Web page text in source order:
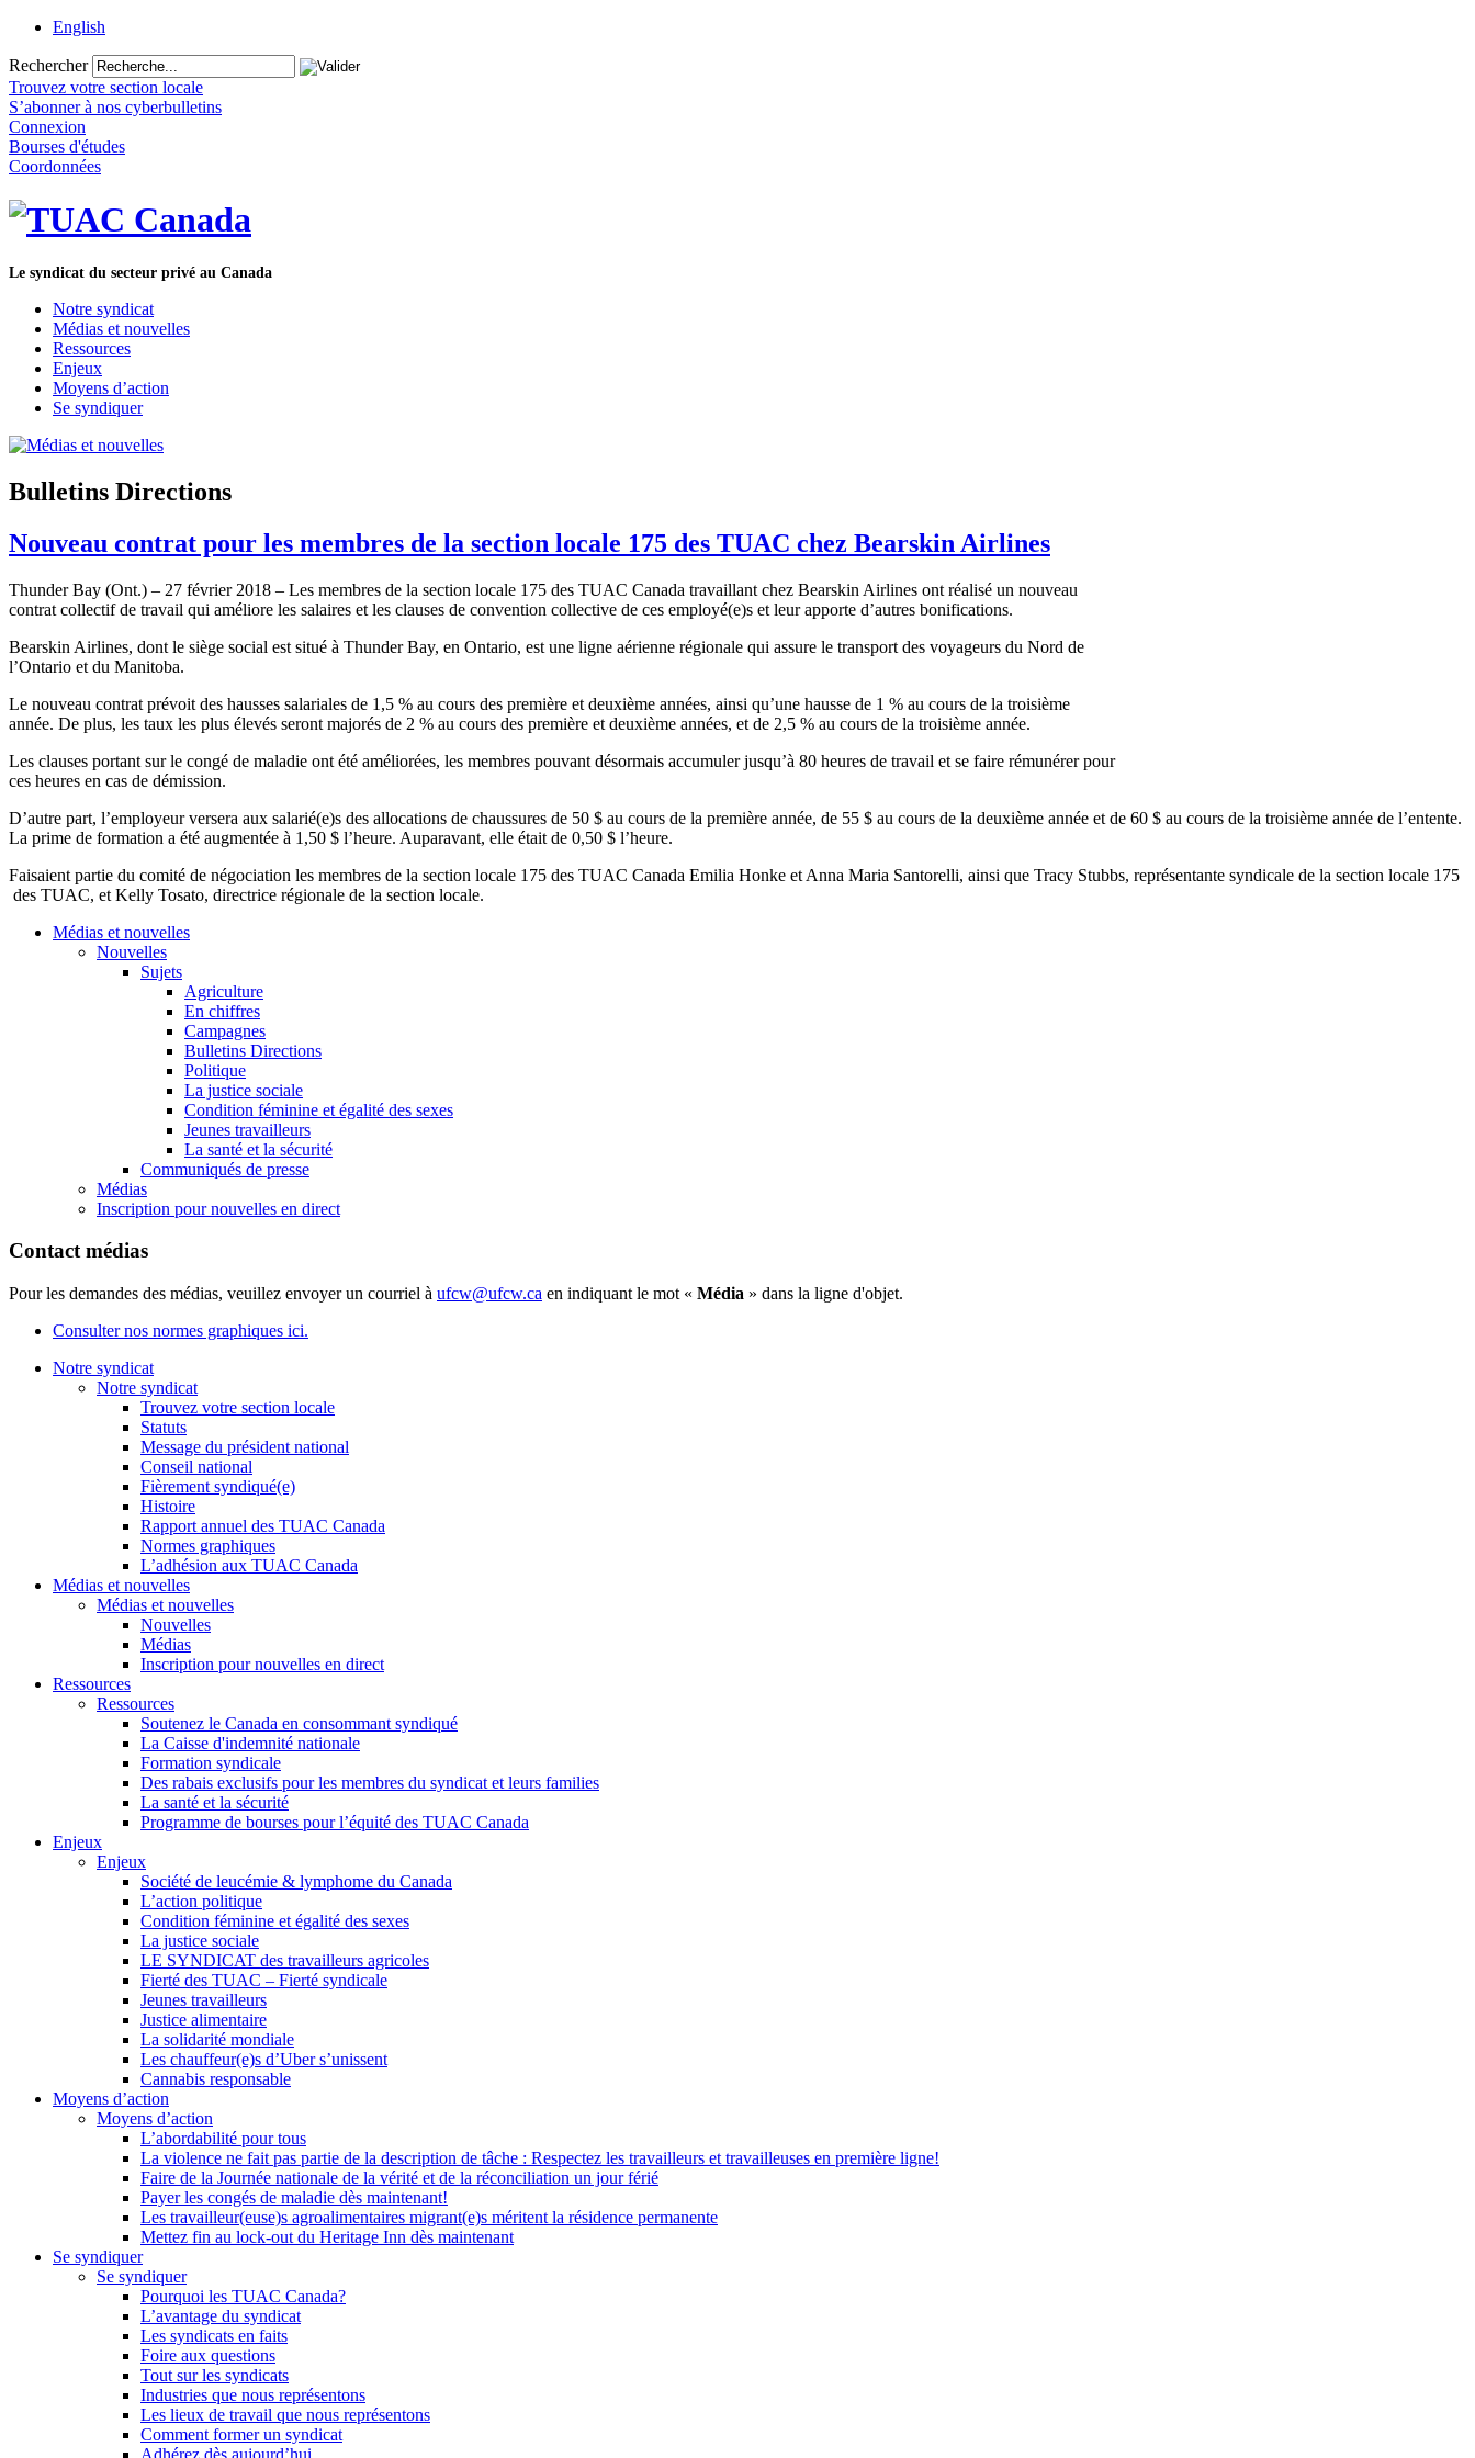
English
Rechercher
Trouvez votre section locale
S’abonner à nos cyberbulletins
Connexion
Bourses d'études
Coordonnées
Le syndicat du secteur privé au Canada
Notre syndicat
Médias et nouvelles
Ressources
Enjeux
Moyens d’action
Se syndiquer
Bulletins Directions
Nouveau contrat pour les membres de la section locale 175 des TUAC chez Bearskin Airlines
Thunder Bay (Ont.) – 27 février 2018 – Les membres de la section locale 175 des TUAC Canada travaillant chez Bearskin Airlines ont réalisé un nouveau
contrat collectif de travail qui améliore les salaires et les clauses de convention collective de ces employé(e)s et leur apporte d’autres bonifications.
Bearskin Airlines, dont le siège social est situé à Thunder Bay, en Ontario, est une ligne aérienne régionale qui assure le transport des voyageurs du Nord de
l’Ontario et du Manitoba.
Le nouveau contrat prévoit des hausses salariales de 1,5 % au cours des première et deuxième années, ainsi qu’une hausse de 1 % au cours de la troisième
année. De plus, les taux les plus élevés seront majorés de 2 % au cours des première et deuxième années, et de 2,5 % au cours de la troisième année.
Les clauses portant sur le congé de maladie ont été améliorées, les membres pouvant désormais accumuler jusqu’à 80 heures de travail et se faire rémunérer pour
ces heures en cas de démission.
D’autre part, l’employeur versera aux salarié(e)s des allocations de chaussures de 50 $ au cours de la première année, de 55 $ au cours de la deuxième année et de 60 $ au cours de la troisième année de l’entente.
La prime de formation a été augmentée à 1,50 $ l’heure. Auparavant, elle était de 0,50 $ l’heure.
Faisaient partie du comité de négociation les membres de la section locale 175 des TUAC Canada Emilia Honke et Anna Maria Santorelli, ainsi que Tracy Stubbs, représentante syndicale de la section locale 175
des TUAC, et Kelly Tosato, directrice régionale de la section locale.
Médias et nouvelles
Nouvelles
Sujets
Agriculture
En chiffres
Campagnes
Bulletins Directions
Politique
La justice sociale
Condition féminine et égalité des sexes
Jeunes travailleurs
La santé et la sécurité
Communiqués de presse
Médias
Inscription pour nouvelles en direct
Contact médias
Pour les demandes des médias, veuillez envoyer un courriel à ufcw@ufcw.ca en indiquant le mot « Média » dans la ligne d'objet.
Consulter nos normes graphiques ici.
Notre syndicat
Notre syndicat
Trouvez votre section locale
Statuts
Message du président national
Conseil national
Fièrement syndiqué(e)
Histoire
Rapport annuel des TUAC Canada
Normes graphiques
L’adhésion aux TUAC Canada
Médias et nouvelles
Médias et nouvelles
Nouvelles
Médias
Inscription pour nouvelles en direct
Ressources
Ressources
Soutenez le Canada en consommant syndiqué
La Caisse d'indemnité nationale
Formation syndicale
Des rabais exclusifs pour les membres du syndicat et leurs families
La santé et la sécurité
Programme de bourses pour l’équité des TUAC Canada
Enjeux
Enjeux
Société de leucémie & lymphome du Canada
L’action politique
Condition féminine et égalité des sexes
La justice sociale
LE SYNDICAT des travailleurs agricoles
Fierté des TUAC – Fierté syndicale
Jeunes travailleurs
Justice alimentaire
La solidarité mondiale
Les chauffeur(e)s d’Uber s’unissent
Cannabis responsable
Moyens d’action
Moyens d’action
L’abordabilité pour tous
La violence ne fait pas partie de la description de tâche : Respectez les travailleurs et travailleuses en première ligne!
Faire de la Journée nationale de la vérité et de la réconciliation un jour férié
Payer les congés de maladie dès maintenant!
Les travailleur(euse)s agroalimentaires migrant(e)s méritent la résidence permanente
Mettez fin au lock-out du Heritage Inn dès maintenant
Se syndiquer
Se syndiquer
Pourquoi les TUAC Canada?
L’avantage du syndicat
Les syndicats en faits
Foire aux questions
Tout sur les syndicats
Industries que nous représentons
Les lieux de travail que nous représentons
Comment former un syndicat
Adhérez dès aujourd’hui